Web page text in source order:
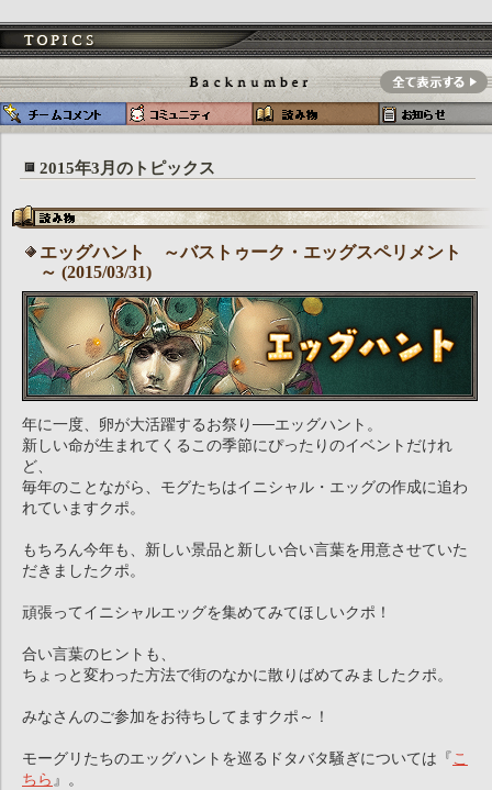
2015年3月のトピックス
エッグハント ～バストゥーク・エッグスペリメント
～ (2015/03/31)
年に一度、卵が大活躍するお祭り──エッグハント。
新しい命が生まれてくるこの季節にぴったりのイベントだけれ
ど、
毎年のことながら、モグたちはイニシャル・エッグの作成に追わ
れていますクポ。
もちろん今年も、新しい景品と新しい合い言葉を用意させていた
だきましたクポ。
頑張ってイニシャルエッグを集めてみてほしいクポ！
合い言葉のヒントも、
ちょっと変わった方法で街のなかに散りばめてみましたクポ。
みなさんのご参加をお待ちしてますクポ～！
モーグリたちのエッグハントを巡るドタバタ騒ぎについては『 こ
ちら 』。